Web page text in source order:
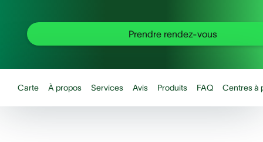
Prendre rendez-vous
Carte À propos Services Avis Produits FAQ Centres à